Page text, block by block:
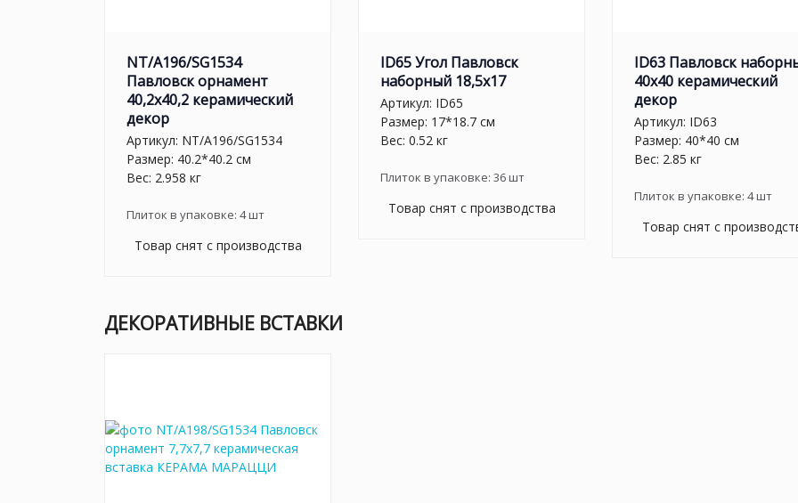
NT/A196/SG1534
Павловск орнамент
40,2x40,2 керамический
декор
Артикул: NT/A196/SG1534
Размер: 40.2*40.2 см
Вес: 2.958 кг
Плиток в упаковке: 4шт
Товар снят с производства
ID65 Угол Павловск
наборный 18,5x17
Артикул: ID65
Размер: 17*18.7 см
Вес: 0.52 кг
Плиток в упаковке: 36шт
Товар снят с производства
ID63 Павловск
40x40 керамический
декор
Артикул: ID63
Размер: 40*40 см
Вес: 2.85 кг
Плиток в упаковке: 4шт
Товар снят с
ДЕКОРАТИВНЫЕ ВСТАВКИ